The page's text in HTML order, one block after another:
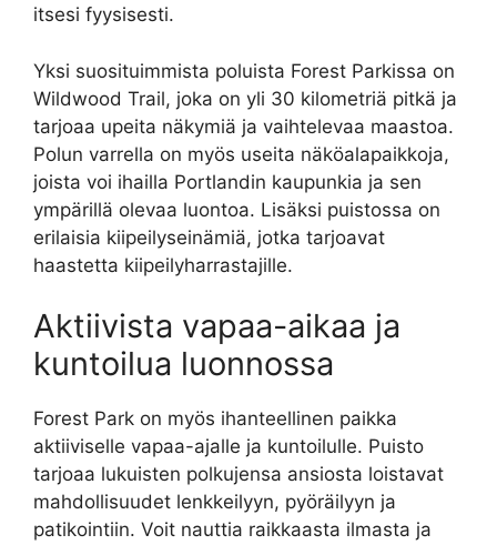
itsesi fyysisesti.
Yksi suosituimmista poluista Forest Parkissa on
Wildwood Trail, joka on yli 30 kilometriä pitkä ja
tarjoaa upeita näkymiä ja vaihtelevaa maastoa.
Polun varrella on myös useita näköalapaikkoja,
joista voi ihailla Portlandin kaupunkia ja sen
ympärillä olevaa luontoa. Lisäksi puistossa on
erilaisia kiipeilyseinämiä, jotka tarjoavat
haastetta kiipeilyharrastajille.
Aktiivista vapaa-aikaa ja
kuntoilua luonnossa
Forest Park on myös ihanteellinen paikka
aktiiviselle vapaa-ajalle ja kuntoilulle. Puisto
tarjoaa lukuisten polkujensa ansiosta loistavat
mahdollisuudet lenkkeilyyn, pyöräilyyn ja
patikointiin. Voit nauttia raikkaasta ilmasta ja